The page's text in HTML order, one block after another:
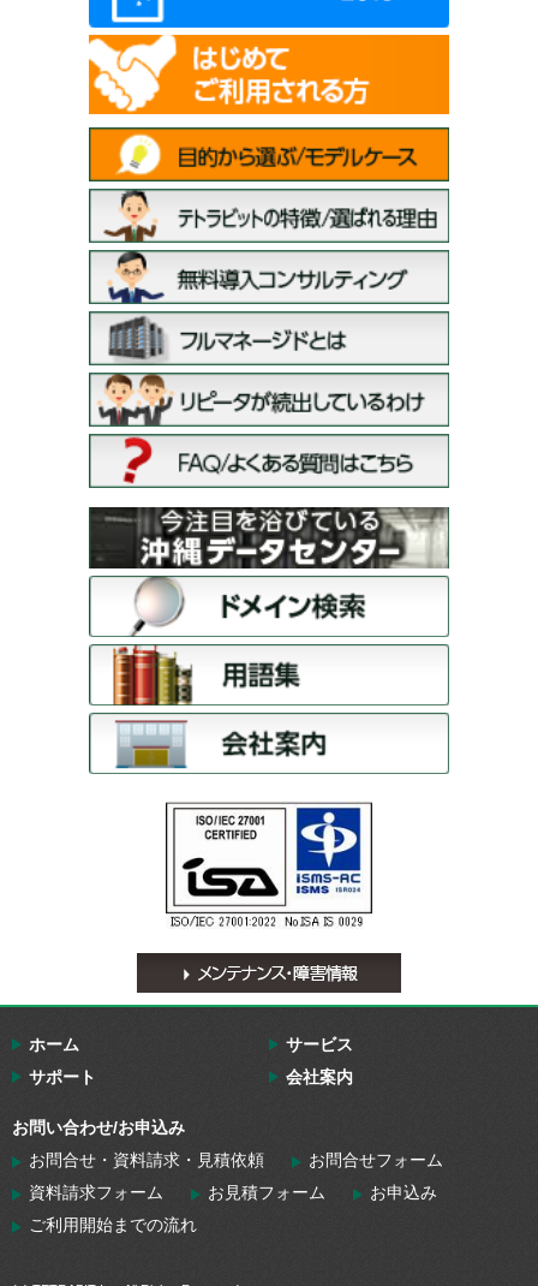
ホーム
サービス
サポート
会社案内
お問い合わせ/お申込み
お問合せ・資料請求・見積依頼
お問合せフォーム
資料請求フォーム
お見積フォーム
お申込み
ご利用開始までの流れ